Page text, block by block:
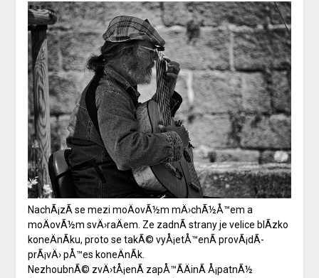
NachÃ¡zÃ­ se mezi moÄovÃ½m mÄ›chÃ½Å™em a
moÄovÃ½m svÄ›raÄem. Ze zadnÃ­ strany je velice blÃ­zko
koneÄnÃ­ku, proto se takÃ© vyÅ¡etÅ™enÃ­ provÃ¡dÃ­
prÃ¡vÄ› pÅ™es koneÄnÃ­k.
NezhoubnÃ© zvÄ›tÅ¡enÃ­ zapÅ™Ã­ÄinÃ­ Å¡patnÃ½